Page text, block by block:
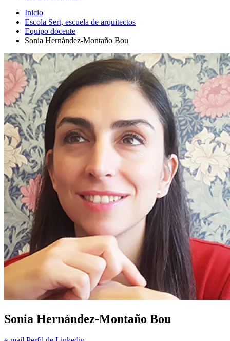
Inicio
Escola Sert, escuela de arquitectos
Equipo docente
Sonia Hernández-Montaño Bou
Sonia Hernández-Montaño Bou